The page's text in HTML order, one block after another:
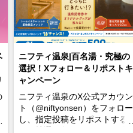
ニフティ温泉|百名湯・究極の
選択！Xフォロー＆リポストキ
ャンペーン
ニフティ温泉のX公式アカウン
ト（@niftyonsen）をフォロー
し、指定投稿をリポストする